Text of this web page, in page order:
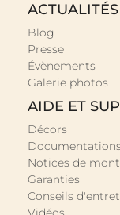
ACTUALITÉS
Blog
Presse
Évènements
Galerie photos
AIDE ET
Décors
Documentations
Notices de
Garanties
Conseils